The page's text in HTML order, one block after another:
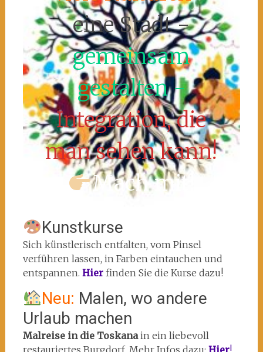
eine Stadt -
gemeinsam
gestalten -
Integration, die
man sehen kann!
Mach mit!
Kunstkurse
Sich künstlerisch entfalten, vom Pinsel
verführen lassen, in Farben eintauchen und
entspannen. Hier finden Sie die Kurse dazu!
Neu: Malen, wo andere
Urlaub machen
Malreise in die Toskanain ein liebevoll
restauriertes Burgdorf. Mehr Infos dazu: Hier!